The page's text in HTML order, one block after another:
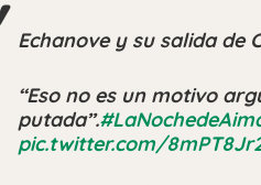
Echanove y su salida de
“Eso no es un motivo
putada”.
pic.twitter.com/